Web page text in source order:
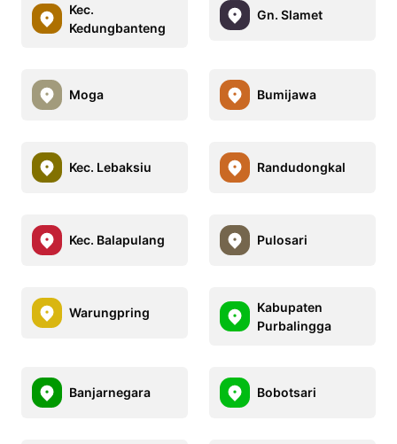
Kec.
Kedungbanteng
Gn. Slamet
Moga Bumijawa
Kec. Lebaksiu Randudongkal
Kec. Balapulang Pulosari
Warungpring
Kabupaten
Purbalingga
Banjarnegara Bobotsari